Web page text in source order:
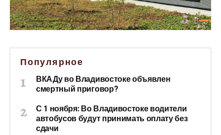
Популярное
ВКАДу во Владивостоке объявлен
смертный приговор?
С 1 ноября: Во Владивостоке водители
автобусов будут принимать оплату без
сдачи